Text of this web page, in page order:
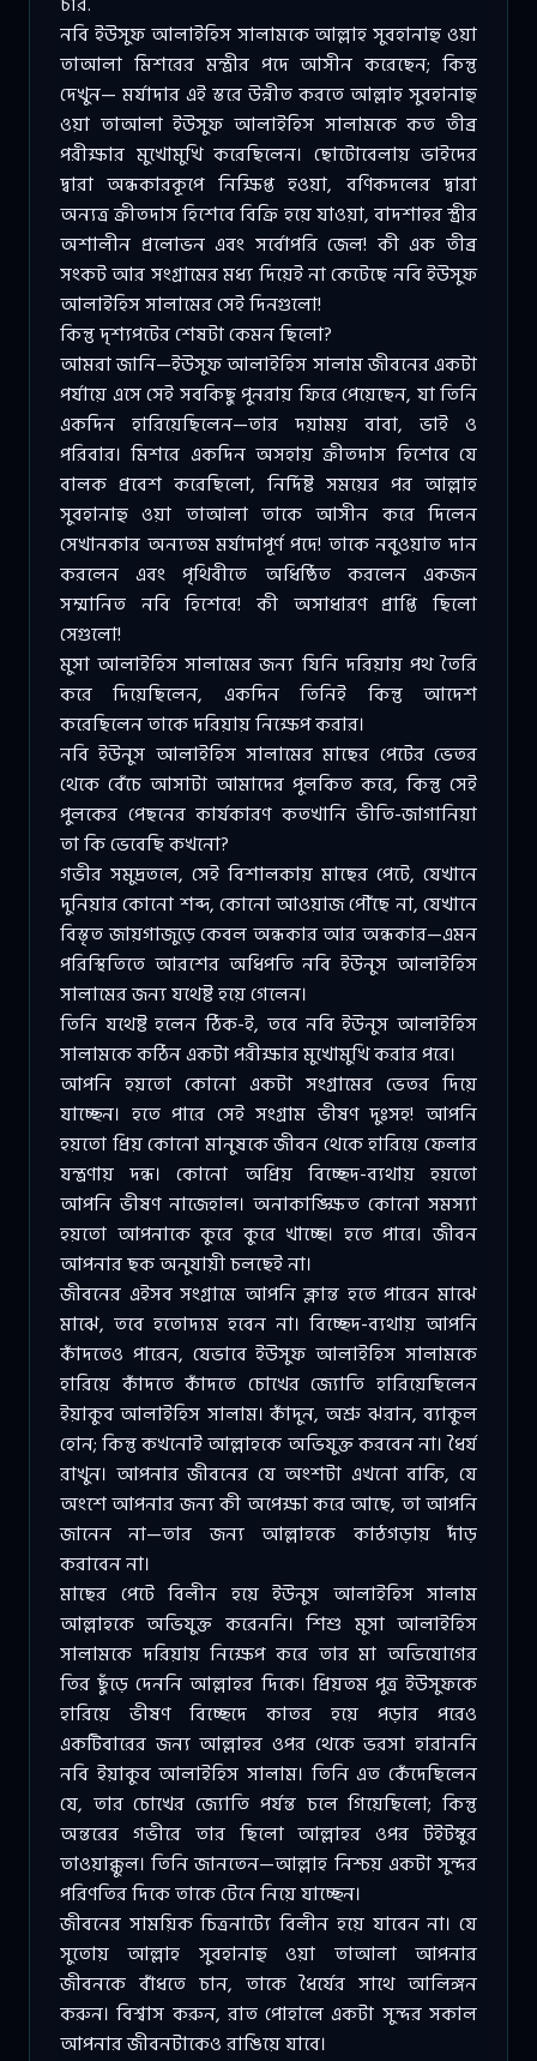
নবি ইউসুফ আলাইহিস সালামকে আল্লাহ সুবহানাহু ওয়া
তাআলা মিশরের মন্ত্রীর পদে আসীন করেছেন; কিন্তু
দেখুন— মর্যাদার এই স্তরে উন্নীত করতে আল্লাহ সুবহানাহু
ওয়া তাআলা ইউসুফ আলাইহিস সালামকে কত তীব্র
পরীক্ষার মুখোমুখি করেছিলেন। ছোটোবেলায় ভাইদের
দ্বারা অন্ধকারকূপে নিক্ষিপ্ত হওয়া, বণিকদলের দ্বারা
অন্যত্র ক্রীতদাস হিশেবে বিক্রি হয়ে যাওয়া, বাদশাহর স্ত্রীর
অশালীন প্রলোভন এবং সর্বোপরি জেল! কী এক তীব্র
সংকট আর সংগ্রামের মধ্য দিয়েই না কেটেছে নবি ইউসুফ
আলাইহিস সালামের সেই দিনগুলো!
কিন্তু দৃশ্যপটের শেষটা কেমন ছিলো?
আমরা জানি—ইউসুফ আলাইহিস সালাম জীবনের একটা
পর্যায়ে এসে সেই সবকিছু পুনরায় ফিরে পেয়েছেন, যা তিনি
একদিন হারিয়েছিলেন—তার দয়াময় বাবা, ভাই ও
পরিবার। মিশরে একদিন অসহায় ক্রীতদাস হিশেবে যে
বালক প্রবেশ করেছিলো, নির্দিষ্ট সময়ের পর আল্লাহ
সুবহানাহু ওয়া তাআলা তাকে আসীন করে দিলেন
সেখানকার অন্যতম মর্যাদাপূর্ণ পদে! তাকে নবুওয়াত দান
করলেন এবং পৃথিবীতে অধিষ্ঠিত করলেন একজন
সম্মানিত নবি হিশেবে! কী অসাধারণ প্রাপ্তি ছিলো
সেগুলো!
মুসা আলাইহিস সালামের জন্য যিনি দরিয়ায় পথ তৈরি
করে দিয়েছিলেন, একদিন তিনিই কিন্তু আদেশ
করেছিলেন তাকে দরিয়ায় নিক্ষেপ করার।
নবি ইউনুস আলাইহিস সালামের মাছের পেটের ভেতর
থেকে বেঁচে আসাটা আমাদের পুলকিত করে, কিন্তু সেই
পুলকের পেছনের কার্যকারণ কতখানি ভীতি-জাগানিয়া
তা কি ভেবেছি কখনো?
গভীর সমুদ্রতলে, সেই বিশালকায় মাছের পেটে, যেখানে
দুনিয়ার কোনো শব্দ, কোনো আওয়াজ পৌঁছে না, যেখানে
বিস্তৃত জায়গাজুড়ে কেবল অন্ধকার আর অন্ধকার—এমন
পরিস্থিতিতে আরশের অধিপতি নবি ইউনুস আলাইহিস
সালামের জন্য যথেষ্ট হয়ে গেলেন।
তিনি যথেষ্ট হলেন ঠিক-ই, তবে নবি ইউনুস আলাইহিস
সালামকে কঠিন একটা পরীক্ষার মুখোমুখি করার পরে।
আপনি হয়তো কোনো একটা সংগ্রামের ভেতর দিয়ে
যাচ্ছেন। হতে পারে সেই সংগ্রাম ভীষণ দুঃসহ! আপনি
হয়তো প্রিয় কোনো মানুষকে জীবন থেকে হারিয়ে ফেলার
যন্ত্রণায় দন্ধ। কোনো অপ্রিয় বিচ্ছেদ-ব্যথায় হয়তো
আপনি ভীষণ নাজেহাল। অনাকাঙ্ক্ষিত কোনো সমস্যা
হয়তো আপনাকে কুরে কুরে খাচ্ছে। হতে পারে। জীবন
আপনার ছক অনুযায়ী চলছেই না।
জীবনের এইসব সংগ্রামে আপনি ক্লান্ত হতে পারেন মাঝে
মাঝে, তবে হতোদ্যম হবেন না। বিচ্ছেদ-ব্যথায় আপনি
কাঁদতেও পারেন, যেভাবে ইউসুফ আলাইহিস সালামকে
হারিয়ে কাঁদতে কাঁদতে চোখের জ্যোতি হারিয়েছিলেন
ইয়াকুব আলাইহিস সালাম। কাঁদুন, অশ্রু ঝরান, ব্যাকুল
হোন; কিন্তু কখনোই আল্লাহকে অভিযুক্ত করবেন না। ধৈর্য
রাখুন। আপনার জীবনের যে অংশটা এখনো বাকি, যে
অংশে আপনার জন্য কী অপেক্ষা করে আছে, তা আপনি
জানেন না—তার জন্য আল্লাহকে কাঠগড়ায় দাঁড়
করাবেন না।
মাছের পেটে বিলীন হয়ে ইউনুস আলাইহিস সালাম
আল্লাহকে অভিযুক্ত করেননি। শিশু মুসা আলাইহিস
সালামকে দরিয়ায় নিক্ষেপ করে তার মা অভিযোগের
তির ছুঁড়ে দেননি আল্লাহর দিকে। প্রিয়তম পুত্র ইউসুফকে
হারিয়ে ভীষণ বিচ্ছেদে কাতর হয়ে পড়ার পরেও
একটিবারের জন্য আল্লাহর ওপর থেকে ভরসা হারাননি
নবি ইয়াকুব আলাইহিস সালাম। তিনি এত কেঁদেছিলেন
যে, তার চোখের জ্যোতি পর্যন্ত চলে গিয়েছিলো; কিন্তু
অন্তরের গভীরে তার ছিলো আল্লাহর ওপর টইটম্বুর
তাওয়াক্কুল। তিনি জানতেন—আল্লাহ নিশ্চয় একটা সুন্দর
পরিণতির দিকে তাকে টেনে নিয়ে যাচ্ছেন।
জীবনের সাময়িক চিত্রনাট্যে বিলীন হয়ে যাবেন না। যে
সুতোয় আল্লাহ সুবহানাহু ওয়া তাআলা আপনার
জীবনকে বাঁধতে চান, তাকে ধৈর্যের সাথে আলিঙ্গন
করুন। বিশ্বাস করুন, রাত পোহালে একটা সুন্দর সকাল
আপনার জীবনটাকেও রাঙিয়ে যাবে।